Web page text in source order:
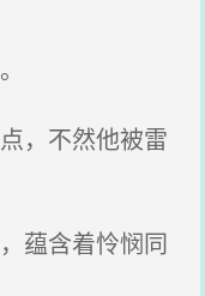
，不然他被雷
蕴含着怜悯同